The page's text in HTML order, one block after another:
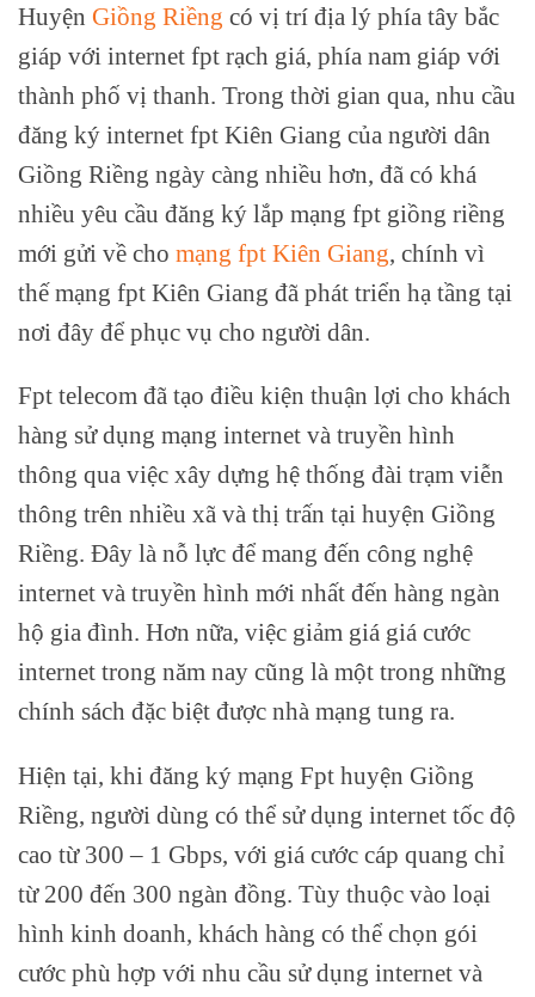
Huyện Giồng Riềng có vị trí địa lý phía tây bắc
giáp với internet fpt rạch giá , phía nam giáp với
thành phố vị thanh. Trong thời gian qua, nhu cầu
đăng ký internet fpt Kiên Giang của người dân
Giồng Riềng ngày càng nhiều hơn, đã có khá
nhiều yêu cầu đăng ký lắp mạng fpt giồng riềng
mới gửi về cho mạng fpt Kiên Giang , chính vì
thế mạng fpt Kiên Giang đã phát triển hạ tầng tại
nơi đây để phục vụ cho người dân.
Fpt telecom đã tạo điều kiện thuận lợi cho khách
hàng sử dụng mạng internet và truyền hình
thông qua việc xây dựng hệ thống đài trạm viễn
thông trên nhiều xã và thị trấn tại huyện Giồng
Riềng. Đây là nỗ lực để mang đến công nghệ
internet và truyền hình mới nhất đến hàng ngàn
hộ gia đình. Hơn nữa, việc giảm giá giá cước
internet trong năm nay cũng là một trong những
chính sách đặc biệt được nhà mạng tung ra.
Hiện tại, khi đăng ký mạng Fpt huyện Giồng
Riềng, người dùng có thể sử dụng internet tốc độ
cao từ 300 – 1 Gbps, với giá cước cáp quang chỉ
từ 200 đến 300 ngàn đồng. Tùy thuộc vào loại
hình kinh doanh, khách hàng có thể chọn gói
cước phù hợp với nhu cầu sử dụng internet và